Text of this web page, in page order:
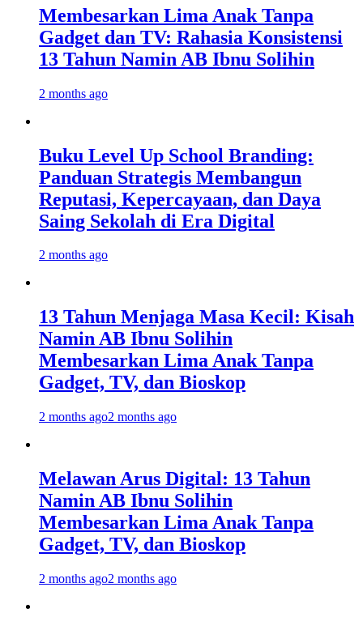
Membesarkan Lima Anak Tanpa
Gadget dan TV: Rahasia Konsistensi
13 Tahun Namin AB Ibnu Solihin
2 months ago
Buku Level Up School Branding:
Panduan Strategis Membangun
Reputasi, Kepercayaan, dan Daya
Saing Sekolah di Era Digital
2 months ago
13 Tahun Menjaga Masa Kecil: Kisah
Namin AB Ibnu Solihin
Membesarkan Lima Anak Tanpa
Gadget, TV, dan Bioskop
2 months ago2 months ago
Melawan Arus Digital: 13 Tahun
Namin AB Ibnu Solihin
Membesarkan Lima Anak Tanpa
Gadget, TV, dan Bioskop
2 months ago2 months ago